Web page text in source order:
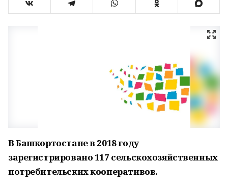
В Башкортостане в 2018 году
зарегистрировано 117 сельскохозяйственных
потребительских кооперативов.